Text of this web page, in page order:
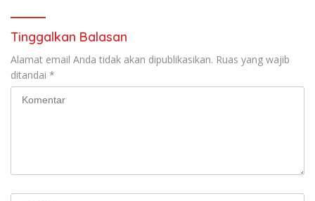
Tinggalkan Balasan
Alamat email Anda tidak akan dipublikasikan. Ruas yang wajib
ditandai *